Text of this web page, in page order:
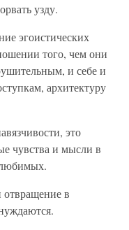
узду.
эгоистических
того, чем они
и себе и
архитектуру
это
чувства и мысли в
отвращение в